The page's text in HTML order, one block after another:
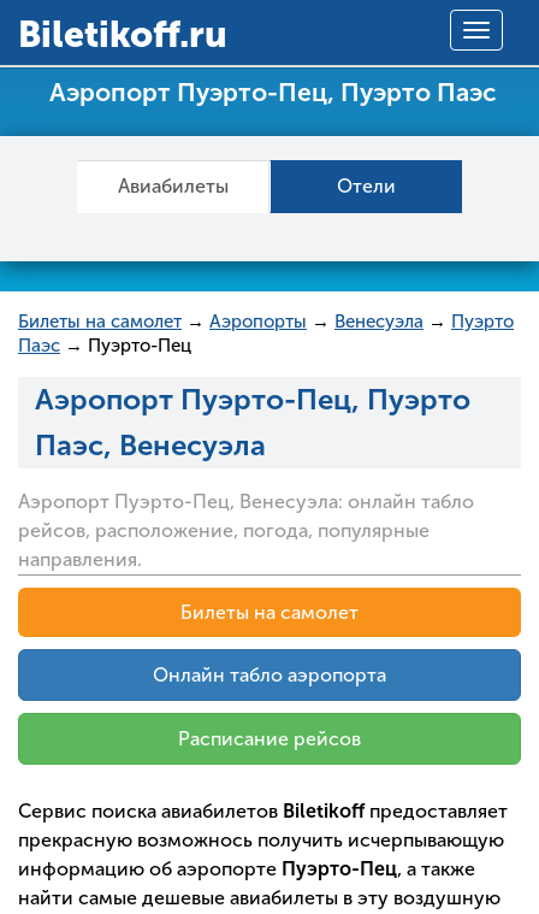
Toggle
Вiletikoff.ru
Аэропорт Пуэрто-Пец, Пуэрто Паэс
Авиабилеты Отели
Билеты на самолет → Аэропорты → Венесуэла → Пуэрто
Паэс → Пуэрто-Пец
Аэропорт Пуэрто-Пец, Пуэрто
Паэс, Венесуэла
Аэропорт Пуэрто-Пец, Венесуэла: онлайн табло
рейсов, расположение, погода, популярные
направления.
Билеты на самолет
Онлайн табло аэропорта
Расписание рейсов
Сервис поиска авиабилетов Biletikoffпредоставляет
прекрасную возможнось получить исчерпывающую
информацию об аэропорте Пуэрто-Пец, а также
найти самые дешевые авиабилеты в эту воздушную